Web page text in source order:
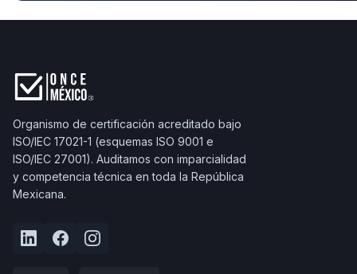
Organismo de certificación acreditado bajo
ISO/IEC 17021-1 (esquemas ISO 9001 e
ISO/IEC 27001). Auditamos con imparcialidad
y competencia técnica en toda la República
Mexicana.